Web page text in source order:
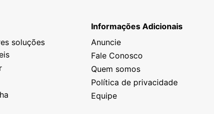
soluções
Informações Adicionais
Anuncie
Fale Conosco
Quem somos
Política de privacidade
Equipe